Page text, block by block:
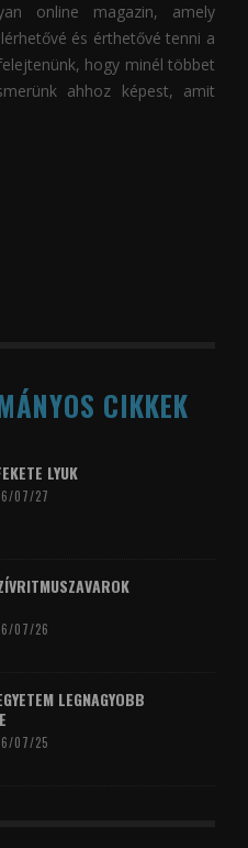
online magazin, amely
és érthetővé tenni a
hogy minél többet
ahhoz képest, amit
CIKKEK
LYUK
07/27
07/26
LEGNAGYOBB
07/25